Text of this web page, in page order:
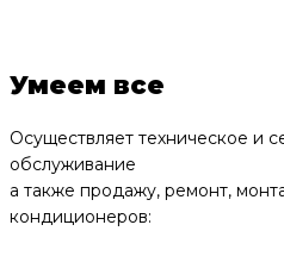
Умеем все
Осуществляет техническое и
обслуживание
а также продажу, ремонт,
кондиционеров: